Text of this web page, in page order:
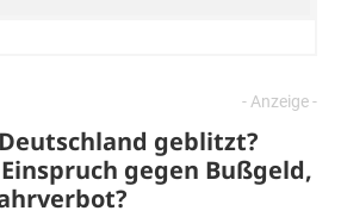
geblitzt?
Einspruch gegen Bußgeld,